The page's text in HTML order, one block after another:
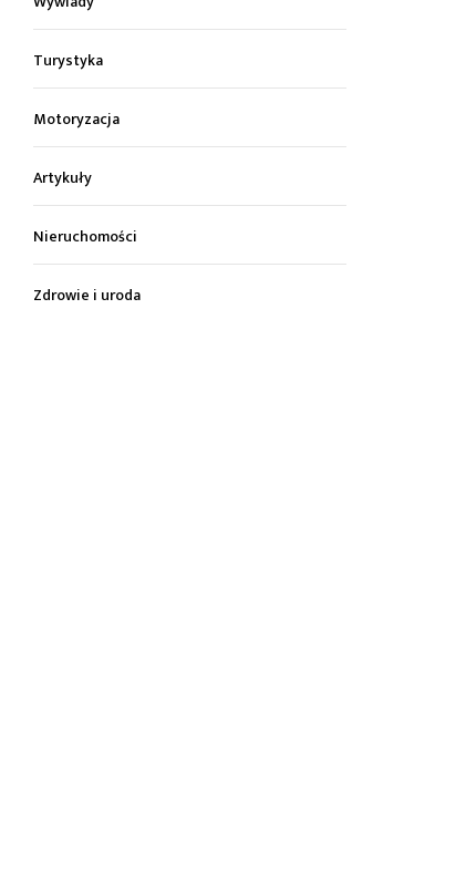
Turystyka
Motoryzacja
Artykuły
Nieruchomości
Zdrowie i uroda